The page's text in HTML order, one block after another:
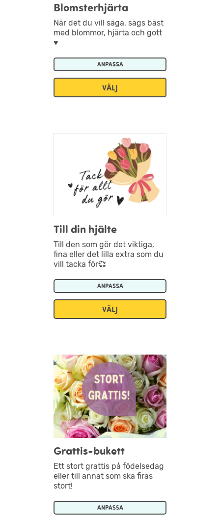
Blomsterhjärta
När det du vill säga, sägs bäst
med blommor, hjärta och gott
♥
ANPASSA
VÄLJ
Till din hjälte
Till den som gör det viktiga,
fina eller det lilla extra som du
vill tacka för💞
ANPASSA
VÄLJ
Grattis-bukett
Ett stort grattis på födelsedag
eller till annat som ska firas
stort!
ANPASSA